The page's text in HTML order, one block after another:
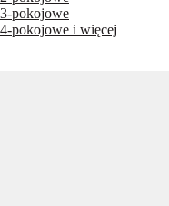
pokojowe
pokojowe i więcej